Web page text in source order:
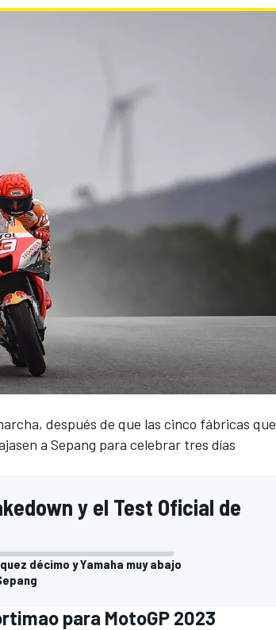
después de que las cinco fábricas que
a Sepang para celebrar tres días
y el Test Oficial de
décimo y Yamaha muy abajo
para MotoGP 2023